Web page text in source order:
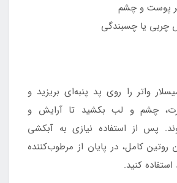
پوست و چشم
چربی یا چسبندگی
واتر را روی پد پنبه‌ای بریزید و
چشم و لب بکشید تا آرایش و
پس از استفاده نیازی به آبکشی
کامل، در پایان از مرطوب‌کننده
کنید.